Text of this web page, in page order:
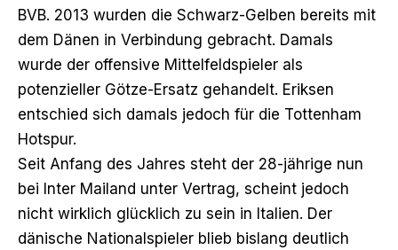
BVB. 2013 wurden die Schwarz-Gelben bereits mit
dem Dänen in Verbindung gebracht. Damals
wurde der offensive Mittelfeldspieler als
potenzieller Götze-Ersatz gehandelt. Eriksen
entschied sich damals jedoch für die Tottenham
Hotspur.
Seit Anfang des Jahres steht der 28-jährige nun
bei Inter Mailand unter Vertrag, scheint jedoch
nicht wirklich glücklich zu sein in Italien. Der
dänische Nationalspieler blieb bislang deutlich